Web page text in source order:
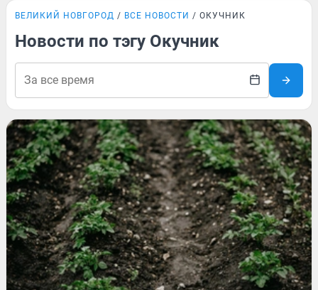
ВЕЛИКИЙ НОВГОРОД ВСЕ НОВОСТИ ОКУЧНИК
Новости по тэгу Окучник